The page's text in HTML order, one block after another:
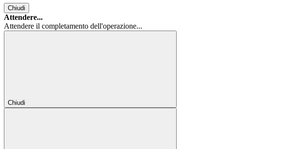
Chiudi
Attendere...
Attendere il completamento dell'operazione...
Chiudi